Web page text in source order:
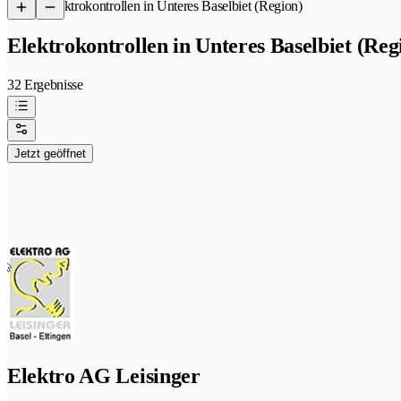
/Elektrokontrollen in Unteres Baselbiet (Region)
Elektrokontrollen in Unteres Baselbiet
32 Ergebnisse
Jetzt geöffnet
Elektro AG Leisinger